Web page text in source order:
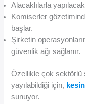
Alacaklılarla
Komiserler
başlar.
Şirketin
güvenlik ağı sağlanır.
Özellikle çok sektörlü
yayılabildiği için,
sunuyor.